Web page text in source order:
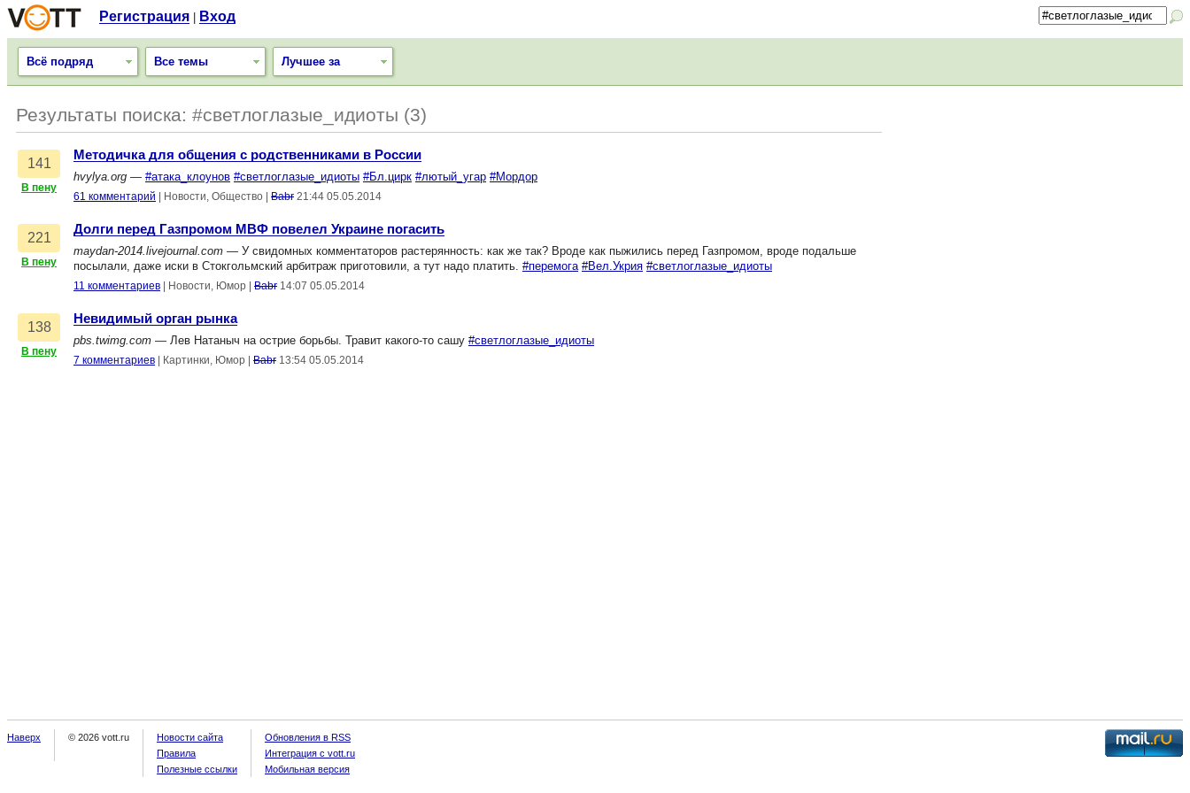
Регистрация Вход
Всё подряд Все темы Лучшее за
Результаты поиска: #светлоглазые_идиоты (3)
141
В пену
Методичка для общения с родственниками в России
hvylya.org — #атака_клоунов #светлоглазые_идиоты #Бл.цирк #лютый_угар #Мордор
61 комментарий Новости, Общество Babr 21:44 05.05.2014
221
В пену
Долги перед Газпромом МВФ повелел Украине погасить
maydan-2014.livejournal.com — У свидомных комментаторов растерянность: как же так? Вроде как пыжились перед Газпромом, вроде подальше
посылали, даже иски в Стокгольмский арбитраж приготовили, а тут надо платить. #перемога #Вел.Укрия #светлоглазые_идиоты
11 комментариев Новости, Юмор Babr 14:07 05.05.2014
138
В пену
Невидимый орган рынка
pbs.twimg.com — Лев Натаныч на острие борьбы. Травит какого-то сашу #светлоглазые_идиоты
7 комментариев Картинки, Юмор Babr 13:54 05.05.2014
Наверх © 2026 vott.ru
Новости сайта
Правила
Полезные ссылки
Обновления в RSS
Интеграция с vott.ru
Мобильная версия